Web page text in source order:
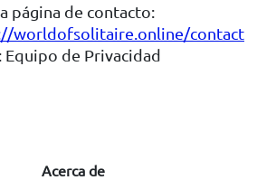
página de contacto:
worldofsolitaire.online/contact
Equipo de Privacidad
Acerca de